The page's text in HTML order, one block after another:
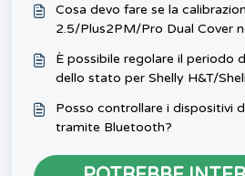
Cosa devo fare se la
2.5/Plus2PM/Pro Dual Cover
È possibile regolare il periodo
dello stato per Shelly H&T/
Posso controllare i dispositivi
tramite Bluetooth?